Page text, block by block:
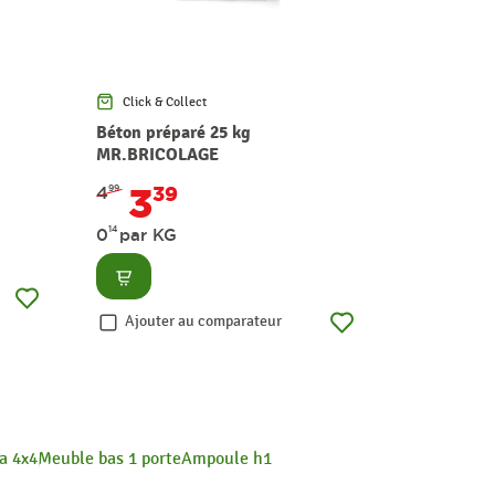
Click & Collect
Béton préparé 25 kg
MR.BRICOLAGE
499 339
014 par KG
Consulter
Ajouter au comparateur
4x4Meuble bas 1 porteAmpoule h1